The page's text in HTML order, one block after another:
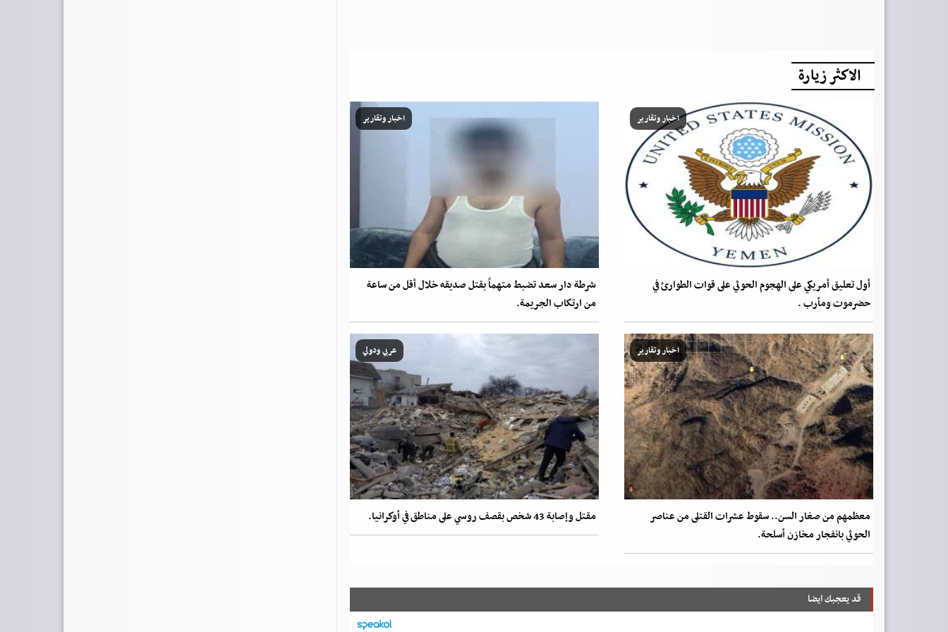
الاكثر زيارة
اخبار وتقارير
أول تعليق أمريكي على الهجوم الحوثي على قوات الطوارئ في
حضرموت ومأرب .
اخبار وتقارير
شرطة دار سعد تضبط متهماً بقتل صديقه خلال أقل من ساعة
من ارتكاب الجريمة.
اخبار وتقارير
معظمهم من صغار السن.. سقوط عشرات القتلى من عناصر
الحوثي بانفجار مخازن أسلحة.
عربي ودولي
مقتل وإصابة 43 شخص بقصف روسي على مناطق في أوكرانيا.
قد يعجبك ايضا